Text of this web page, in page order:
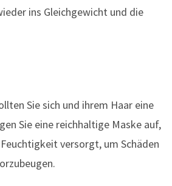
ins Gleichgewicht und die
Sie sich und ihrem Haar eine
Sie eine reichhaltige Maske auf,
versorgt, um Schäden